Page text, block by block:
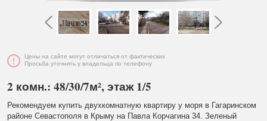
Цены на сайте могут отличаться от фактических
Просьба уточнять у владельца по телефону
2 комн.: 48/30/7м², этаж 1/5
Рекомендуем купить двухкомнатную квартиру у моря в Гагаринском
районе Севастополя в Крыму на Павла Корчагина 34. Зеленый